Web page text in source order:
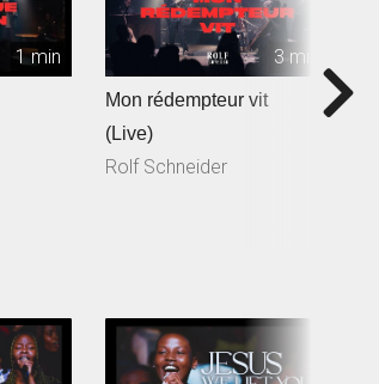
1 min 3 min
Mon rédempteur vit
(Live)
Rolf Schneider